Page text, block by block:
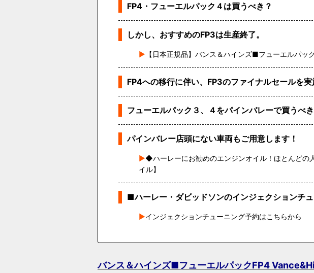
FP4・フューエルパック４は買うべき？
しかし、おすすめのFP3は生産終了。
【日本正規品】バンス＆ハインズ■フューエルパ
FP4への移行に伴い、FP3のファイナルセールを実
フューエルパック３、４をパインバレーで買うべき
パインバレー店頭にない車両もご用意します！
◆ハーレーにお勧めのエンジンオイル！ほとんどの
イル】
■ハーレー・ダビッドソンのインジェクションチ
インジェクションチューニング予約はこちらから
バンス＆ハインズ■フューエルパックFP4